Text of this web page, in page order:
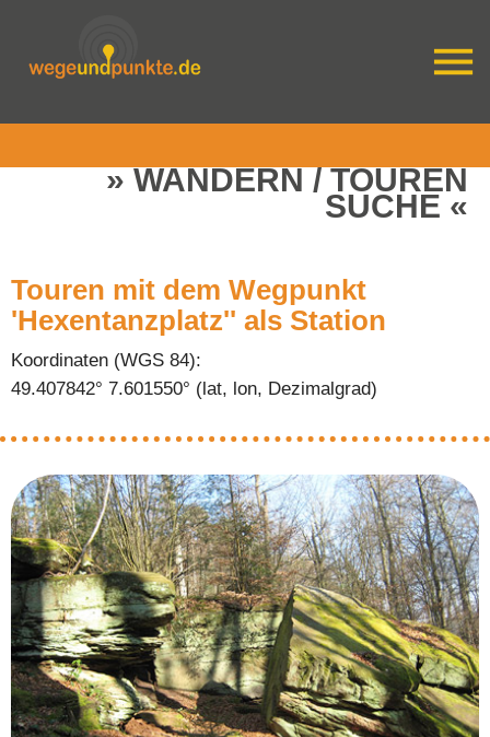
WANDERN / TOUREN
SUCHE
Touren mit dem Wegpunkt
'Hexentanzplatz'' als Station
Koordinaten (WGS 84):
49.407842° 7.601550° (lat, lon, Dezimalgrad)